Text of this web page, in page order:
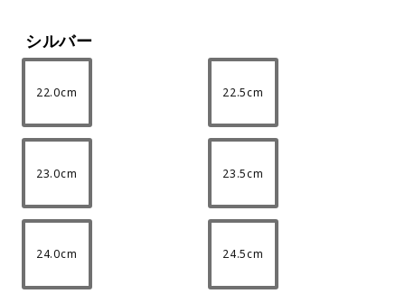
シルバー
22.0cm 22.5cm
23.0cm 23.5cm
24.0cm 24.5cm